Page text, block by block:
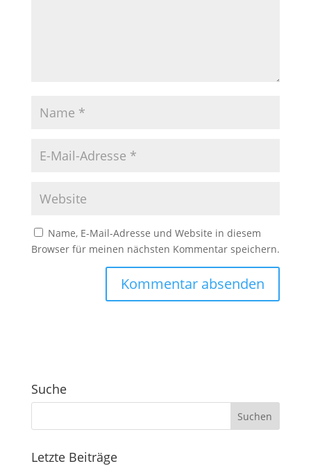
Name, E-Mail-Adresse und Website in diesem
Browser für meinen nächsten Kommentar speichern.
n
a
v
Suche
Letzte Beiträge